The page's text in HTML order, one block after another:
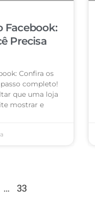
Facebook:
Precisa
Confira os
completo!
que uma loja
mostrar e
… 33